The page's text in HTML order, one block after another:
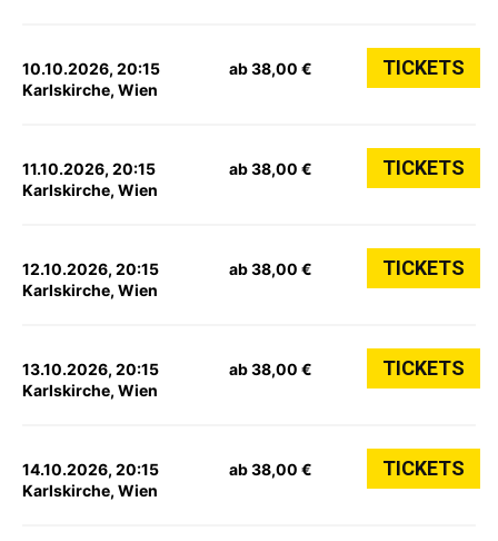
10.10.2026, 20:15
Karlskirche, Wien
ab 38,00 € TICKETS
11.10.2026, 20:15
Karlskirche, Wien
ab 38,00 € TICKETS
12.10.2026, 20:15
Karlskirche, Wien
ab 38,00 € TICKETS
13.10.2026, 20:15
Karlskirche, Wien
ab 38,00 € TICKETS
14.10.2026, 20:15
Karlskirche, Wien
ab 38,00 € TICKETS